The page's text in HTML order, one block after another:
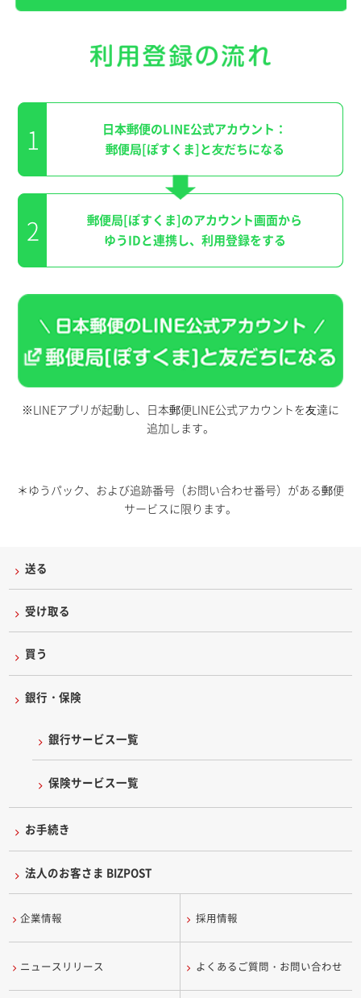
1
日本郵便のLINE公式アカウント：
郵便局[ぽすくま]と友だちになる
2
郵便局[ぽすくま]のアカウント画面から
ゆうIDと連携し、利用登録をする
※LINEアプリが起動し、日本郵便LINE公式アカウントを友達に
追加します。
＊ゆうパック、および追跡番号（お問い合わせ番号）がある郵便
サービスに限ります。
送る
受け取る
買う
銀行・保険
銀行サービス一覧
保険サービス一覧
お手続き
法人のお客さま BIZPOST
企業情報 採用情報
ニュースリリース よくあるご質問・お問い合わせ